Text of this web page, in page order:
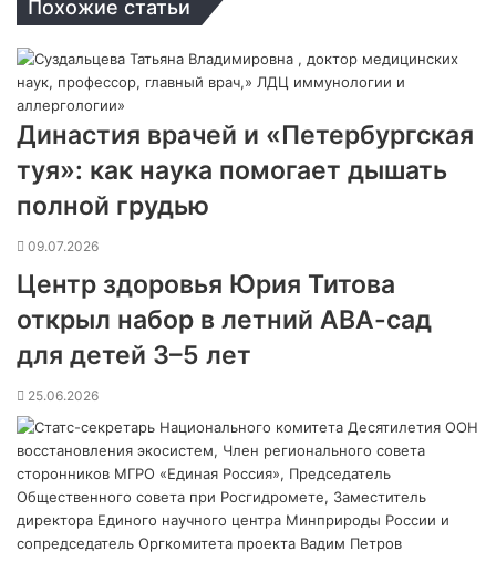
Похожие статьи
Династия врачей и «Петербургская
туя»: как наука помогает дышать
полной грудью
09.07.2026
Центр здоровья Юрия Титова
открыл набор в летний АВА-сад
для детей 3–5 лет
25.06.2026